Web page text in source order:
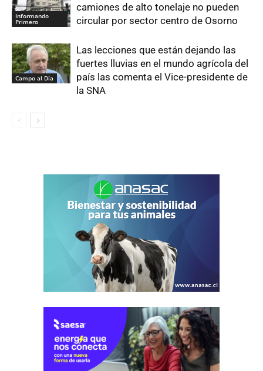
Informando
Primero
camiones de alto tonelaje no pueden
circular por sector centro de Osorno
Campo al Día
Las lecciones que están dejando las
fuertes lluvias en el mundo agrícola del
país las comenta el Vice-presidente de
la SNA